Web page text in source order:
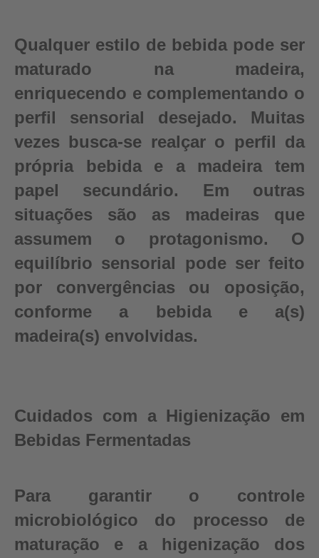
Qualquer estilo de bebida pode ser
maturado na madeira,
enriquecendo e complementando o
perfil sensorial desejado. Muitas
vezes busca-se realçar o perfil da
própria bebida e a madeira tem
papel secundário. Em outras
situações são as madeiras que
assumem o protagonismo. O
equilíbrio sensorial pode ser feito
por convergências ou oposição,
conforme a bebida e a(s)
madeira(s) envolvidas.
Cuidados com a Higienização em
Bebidas Fermentadas
Para garantir o controle
microbiológico do processo de
maturação e a higenização dos